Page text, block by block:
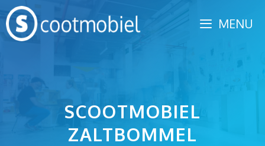
Spring
naar
inhoud
MENU
SCOOTMOBIEL
ZALTBOMMEL